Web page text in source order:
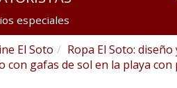
especiales
El Soto Ropa El Soto: diseño
con gafas de sol en la playa